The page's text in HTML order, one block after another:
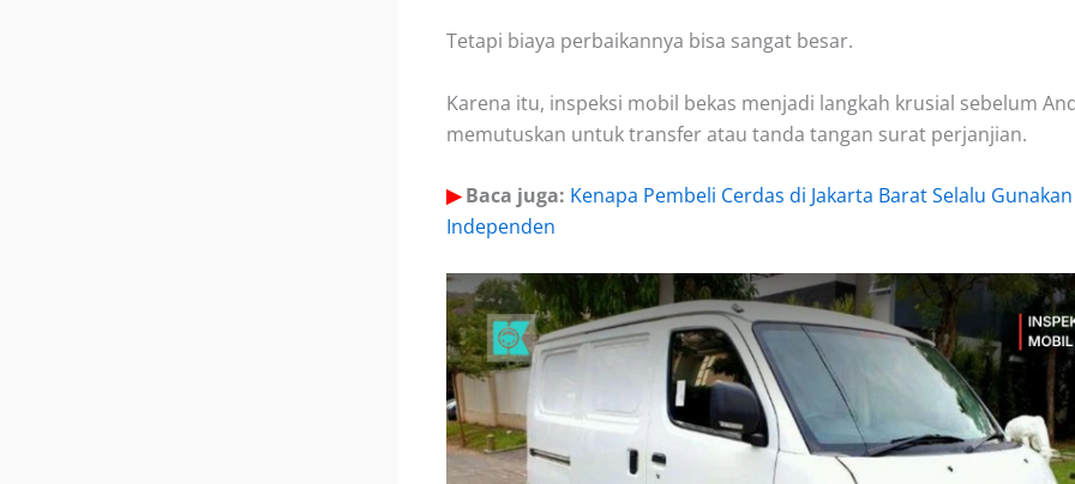
Tetapi biaya perbaikannya bisa sangat besar.
Karena itu, inspeksi mobil bekas menjadi langkah krusial sebelum
memutuskan untuk transfer atau tanda tangan surat perjanjian.
▶Baca juga: Kenapa Pembeli Cerdas di Jakarta Barat Selalu
Independen